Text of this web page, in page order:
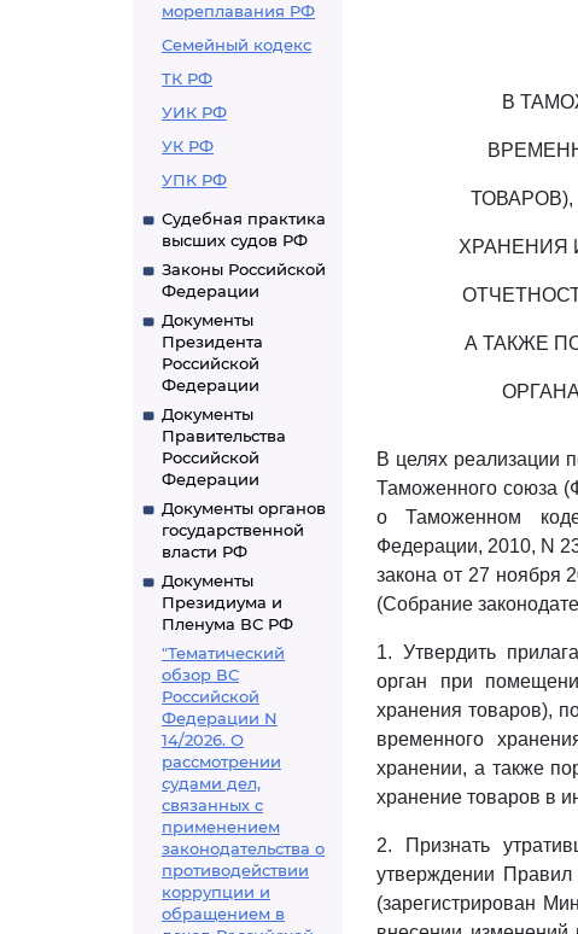
мореплавания РФ
Семейный кодекс
ТК РФ
УИК РФ
УК РФ
УПК РФ
Судебная практика
высших судов РФ
Законы Российской
Федерации
Документы
Президента
Российской
Федерации
Документы
Правительства
Российской
Федерации
Документы органов
государственной
власти РФ
Документы
Президиума и
Пленума ВС РФ
"Тематический
обзор ВС
Российской
Федерации N
14/2026. О
рассмотрении
судами дел,
связанных с
применением
законодательства о
противодействии
коррупции и
обращением в
В
ХРАНЕНИЯ
А ТАКЖЕ
В целях реализации
Таможенного союза
о Таможенном
Федерации, 2010, N
закона от 27 ноября
(Собрание
1. Утвердить
орган при
хранения товаров),
временного
хранении, а также
хранение товаров в
2. Признать
утверждении
(зарегистрирован